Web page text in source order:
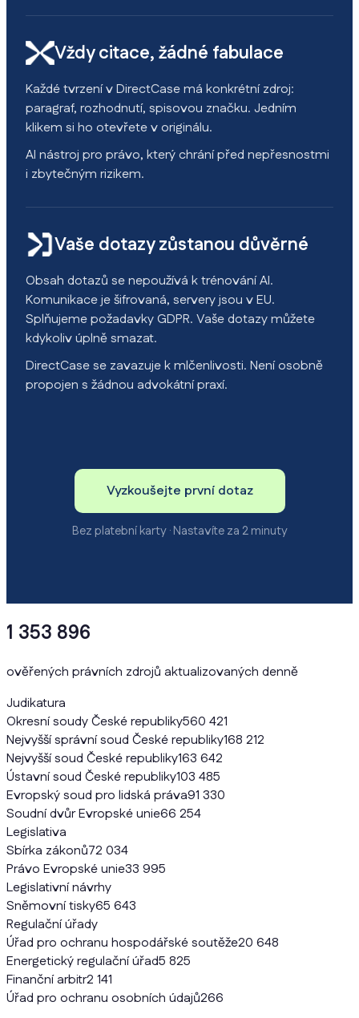
Vždy citace, žádné fabulace
Každé tvrzení v DirectCase má konkrétní zdroj:
paragraf, rozhodnutí, spisovou značku. Jedním
klikem si ho otevřete v originálu.
AI nástroj pro právo, který chrání před nepřesnostmi
i zbytečným rizikem.
Vaše dotazy zůstanou důvěrné
Obsah dotazů se nepoužívá k trénování AI.
Komunikace je šifrovaná, servery jsou v EU.
Splňujeme požadavky GDPR. Vaše dotazy můžete
kdykoliv úplně smazat.
DirectCase se zavazuje k mlčenlivosti. Není osobně
propojen s žádnou advokátní praxí.
Vyzkoušejte první dotaz
Bez platební karty · Nastavíte za 2 minuty
1 353 896
ověřených právních zdrojů aktualizovaných denně
Judikatura
Okresní soudy České republiky560 421
Nejvyšší správní soud České republiky168 212
Nejvyšší soud České republiky163 642
Ústavní soud České republiky103 485
Evropský soud pro lidská práva91 330
Soudní dvůr Evropské unie66 254
Legislativa
Sbírka zákonů72 034
Právo Evropské unie33 995
Legislativní návrhy
Sněmovní tisky65 643
Regulační úřady
Úřad pro ochranu hospodářské soutěže20 648
Energetický regulační úřad5 825
Finanční arbitr2 141
Úřad pro ochranu osobních údajů266